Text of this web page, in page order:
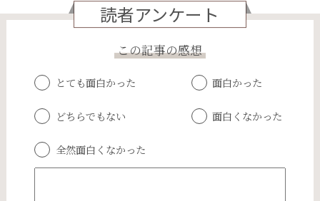
読者アンケート
この記事の感想
とても面白かった 面白かった
どちらでもない 面白くなかった
全然面白くなかった